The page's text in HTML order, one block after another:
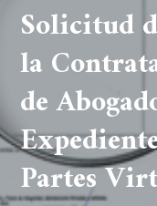
Solicitud
la
de
Partes